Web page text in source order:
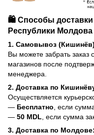
🛍️ Способы доставки
Республики Молдова
1. Самовывоз
Вы можете забрать заказ
магазинов после
менеджера.
2. Доставка по
Осуществляется
— Бесплатно , если
— 50 MDL , если сумма
3. Доставка по Молдове: